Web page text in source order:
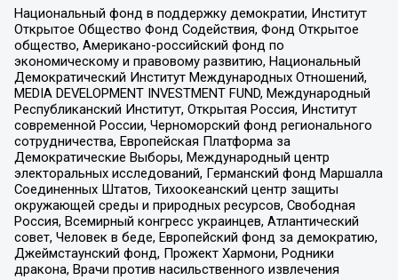
Национальный фонд в поддержку демократии, Институт
Открытое Общество Фонд Содействия, Фонд Открытое
общество, Американо-российский фонд по
экономическому и правовому развитию, Национальный
Демократический Институт Международных Отношений,
MEDIA DEVELOPMENT INVESTMENT FUND, Международный
Республиканский Институт, Открытая Россия, Институт
современной России, Черноморский фонд регионального
сотрудничества, Европейская Платформа за
Демократические Выборы, Международный центр
электоральных исследований, Германский фонд Маршалла
Соединенных Штатов, Тихоокеанский центр защиты
окружающей среды и природных ресурсов, Свободная
Россия, Всемирный конгресс украинцев, Атлантический
совет, Человек в беде, Европейский фонд за демократию,
Джеймстаунский фонд, Прожект Хармони, Родники
дракона, Врачи против насильственного извлечения